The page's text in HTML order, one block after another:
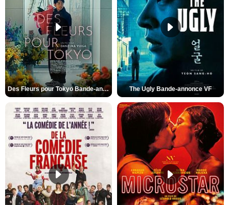
Des Fleurs pour Tokyo Bande-annonce VO STFR The Ugly Bande-annonce VF